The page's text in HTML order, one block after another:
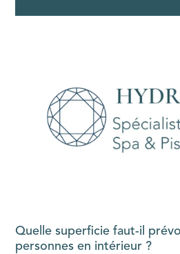
Quelle superficie faut-il
personnes en intérieur ?